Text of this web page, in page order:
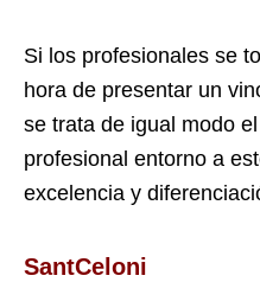
Si los profesionales se
hora de presentar un
se trata de igual modo
profesional entorno a
excelencia y
SantCeloni